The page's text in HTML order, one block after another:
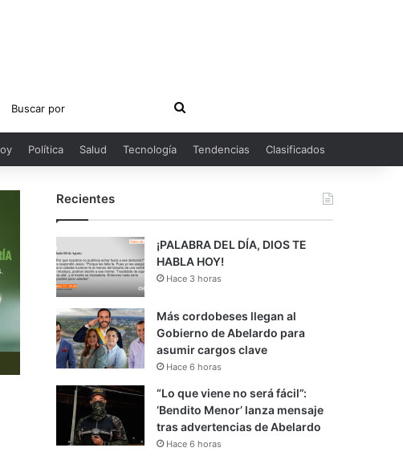
Buscar
por
Política Salud Tecnología Tendencias Clasificados
Recientes
¡PALABRA DEL DÍA, DIOS TE
HABLA HOY!
Hace 3 horas
Más cordobeses llegan al
Gobierno de Abelardo para
asumir cargos clave
Hace 6 horas
“Lo que viene no será fácil”:
‘Bendito Menor’ lanza mensaje
tras advertencias de Abelardo
Hace 6 horas